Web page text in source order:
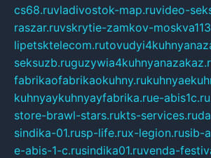
cs68.ruvladivostok-map.ruvideo-
raszar.ruvskrytie-zamkov-
lipetsktelecom.ru
seksuzb.ru
fabrikaofabrikaokuhny.ru
kuhnyaykuhnyayfabrika.rue-abis1c.ru
store-brawl-stars.rukts-services.ru
sindika-01.rusp-life.rux-legion.rusib-
e-abis-1-c.rusindika01.ruvenda-